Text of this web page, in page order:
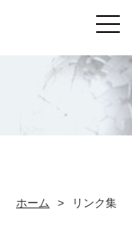
ホーム > リンク集